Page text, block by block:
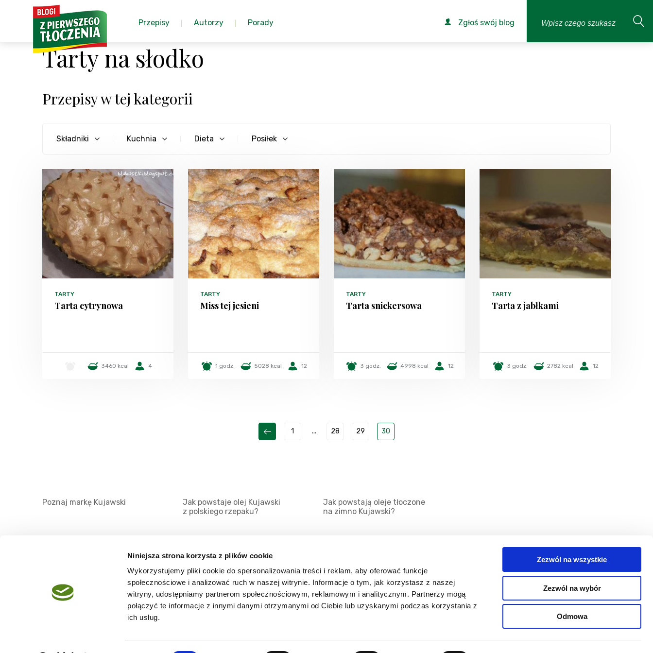
Niniejsza strona korzysta z plików cookie
Wykorzystujemy pliki cookie do spersonalizowania treści i reklam, aby oferować funkcje
społecznościowe i analizować ruch w naszej witrynie. Informacje o tym, jak korzystasz z naszej
witryny, udostępniamy partnerom społecznościowym, reklamowym i analitycznym. Partnerzy mogą
połączyć te informacje z innymi danymi otrzymanymi od Ciebie lub uzyskanymi podczas korzystania z
ich usług.
Zezwól na wszystkie
Zezwól na wybór
Odmowa
Przepisy Autorzy Porady Zgłoś swój blog
Tarty na słodko
Przepisy w tej kategorii
Składniki Kuchnia Dieta Posiłek
TARTY
Tarta cytrynowa
3460 kcal 4
TARTY
Miss tej jesieni
1 godz. 5028 kcal 12
TARTY
Tarta snickersowa
3 godz. 4998 kcal 12
TARTY
Tarta z jabłkami
3 godz. 2782 kcal 12
1 ... 28 29 30
Poznaj markę Kujawski
Jak powstaje olej Kujawski
z polskiego rzepaku?
Jak powstają oleje tłoczone
na zimno Kujawski?
Regulamin
Mapa serwisu
Kanały RSS
Porady
Kategorie
Kontakt
Zaloguj się